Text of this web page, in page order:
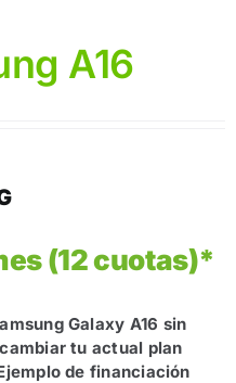
A16
(12 cuotas)*
Galaxy A16 sin
tu actual plan
de financiación